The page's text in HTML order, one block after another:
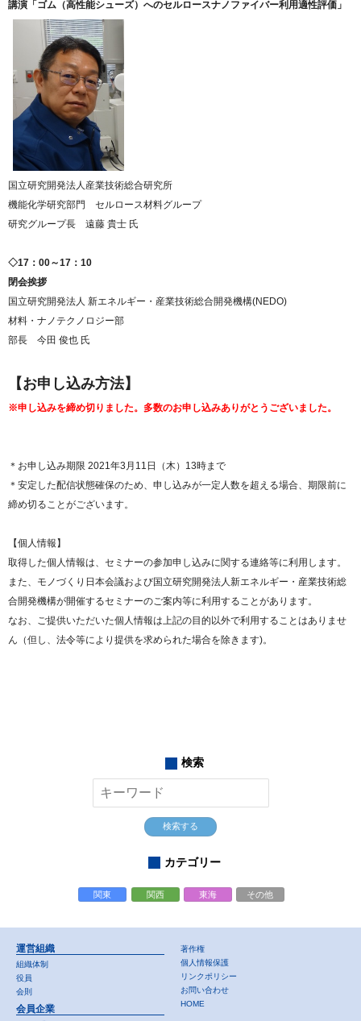
講演「ゴム（高性能シューズ）へのセルロースナノファイバー利用適性評価」
国立研究開発法人産業技術総合研究所
機能化学研究部門 セルロース材料グループ
研究グループ長 遠藤 貴士 氏
◇17：00～17：10
閉会挨拶
国立研究開発法人 新エネルギー・産業技術総合開発機構(NEDO)
材料・ナノテクノロジー部
部長 今田 俊也 氏
【お申し込み方法】
※申し込みを締め切りました。多数のお申し込みありがとうございました。
＊お申し込み期限 2021年3月11日（木）13時まで
＊安定した配信状態確保のため、申し込みが一定人数を超える場合、期限前に
締め切ることがございます。
【個人情報】
取得した個人情報は、セミナーの参加申し込みに関する連絡等に利用します。
また、モノづくり日本会議および国立研究開発法人新エネルギー・産業技術総
合開発機構が開催するセミナーのご案内等に利用することがあります。
なお、ご提供いただいた個人情報は上記の目的以外で利用することはありませ
ん（但し、法令等により提供を求められた場合を除きます)。
検索
検索する
カテゴリー
関東 関西 東海 その他
運営組織
組織体制
役員
会則
会員企業
著作権
個人情報保護
リンクポリシー
お問い合わせ
HOME